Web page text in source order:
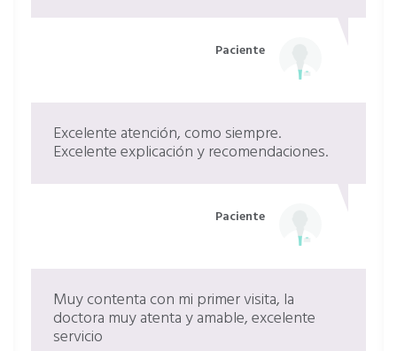
Paciente
Excelente atención, como siempre.
Excelente explicación y recomendaciones.
Paciente
Muy contenta con mi primer visita, la
doctora muy atenta y amable, excelente
servicio